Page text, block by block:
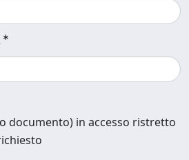
documento) in accesso ristretto